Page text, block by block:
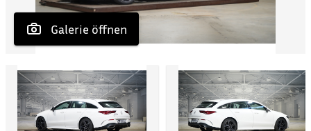
Galerie öffnen